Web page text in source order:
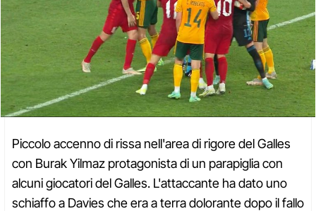
Piccolo accenno di rissa nell'area di rigore del Galles
con Burak Yilmaz protagonista di un parapiglia con
alcuni giocatori del Galles. L'attaccante ha dato uno
schiaffo a Davies che era a terra dolorante dopo il fallo